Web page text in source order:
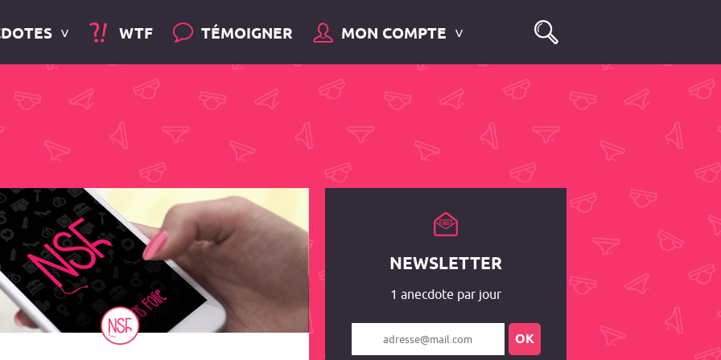
WTF TÉMOIGNER MON COMPTE
NEWSLETTER
1 anecdote par jour
OK